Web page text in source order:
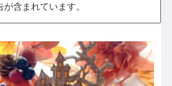
含まれています。